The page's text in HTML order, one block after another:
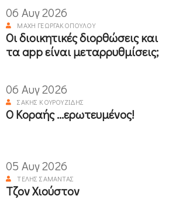
06 Αυγ 2026
ΜΆΧΗ ΓΕΩΡΓΑΚΟΠΟΎΛΟΥ
Οι διοικητικές διορθώσεις και
τα app είναι μεταρρυθμίσεις;
06 Αυγ 2026
ΣΆΚΗΣ ΚΟΥΡΟΥΖΊΔΗΣ
Ο Κοραής ...ερωτευμένος!
05 Αυγ 2026
ΤΈΛΗΣ ΣΑΜΑΝΤΆΣ
Τζον Χιούστον